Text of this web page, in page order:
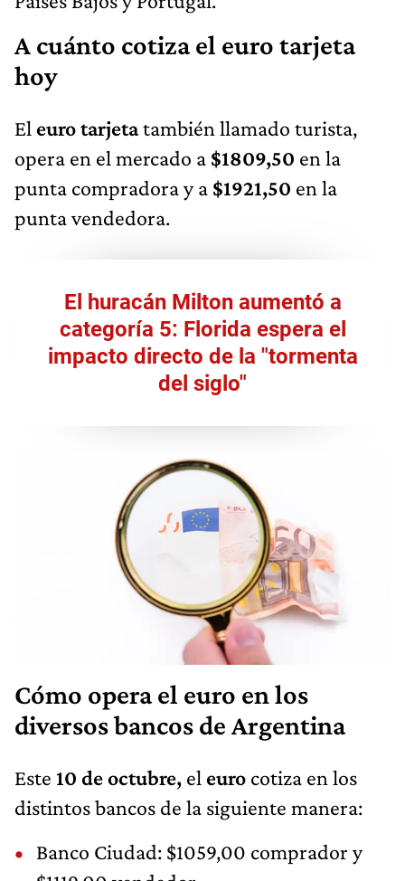
A cuánto cotiza el euro tarjeta
hoy
El euro tarjetatambién llamado turista,
opera en el mercado a $1809,50 en la
punta compradora y a $1921,50 en la
punta vendedora.
El huracán Milton aumentó a
categoría 5: Florida espera el
impacto directo de la "tormenta
del siglo"
Cómo opera el euro en los
diversos bancos de Argentina
Este 10 de octubre, el euro cotiza en los
distintos bancos de la siguiente manera:
Banco Ciudad: $1059,00 comprador y